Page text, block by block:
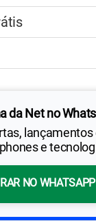
da Net no
lançamentos
e
NO